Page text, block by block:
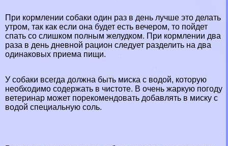
При кормлении собаки один раз в день лучше это делать
утром, так как если она будет есть вечером, то пойдет
спать со слишком полным желудком. При кормлении два
раза в день дневной рацион следует разделить на два
одинаковых приема пищи.
У собаки всегда должна быть миска с водой, которую
необходимо содержать в чистоте. В очень жаркую погоду
ветеринар может порекомендовать добавлять в миску с
водой специальную соль.